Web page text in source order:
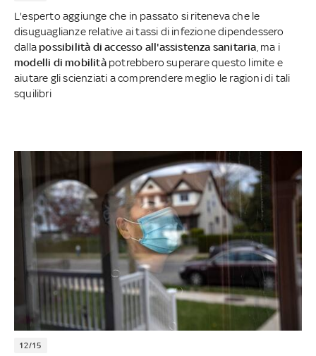
L'esperto aggiunge che in passato si riteneva che le
disuguaglianze relative ai tassi di infezione dipendessero
dalla possibilità di accesso all'assistenza sanitaria , ma i
modelli di mobilitàpotrebbero superare questo limite e
aiutare gli scienziati a comprendere meglio le ragioni di tali
squilibri
12/15